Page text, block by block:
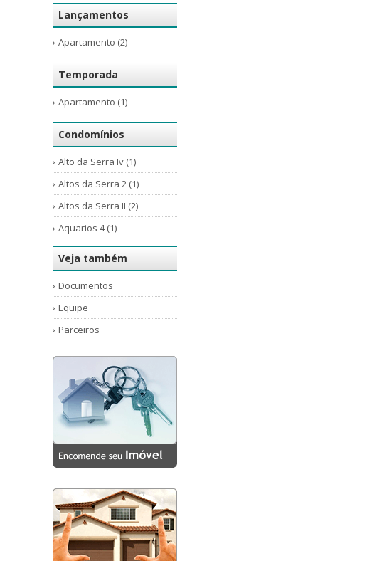
Lançamentos
Apartamento (2)
Temporada
Apartamento (1)
Condomínios
Alto da Serra Iv (1)
Altos da Serra 2 (1)
Altos da Serra II (2)
Aquarios 4 (1)
AruanÃ (1)
Aruanã Floresta (1)
Bem Viver Litoral (1)
Blue View (1)
Campo das Violetas (1)
Campo Di Oviedo (1)
Campo Felicio (1)
Campo Felicio 02 (1)
Campo Giallo (5)
Capricornio (1)
Capricórnio 1 (1)
Casa Alta (1)
Citta de Roma (1)
Veja também
Documentos
Equipe
Parceiros